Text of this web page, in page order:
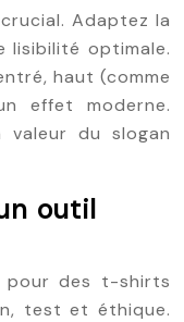
Adaptez la
optimale.
haut (comme
effet moderne.
valeur du slogan
outil
pour des t-shirts
test et éthique.